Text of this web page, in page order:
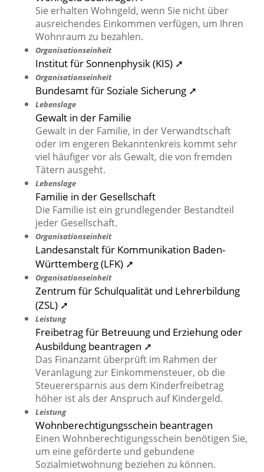
Sie erhalten Wohngeld, wenn Sie nicht über
ausreichendes Einkommen verfügen, um Ihren
Wohnraum zu bezahlen.
Organisationseinheit
Institut für Sonnenphysik (KIS) ➚
Organisationseinheit
Bundesamt für Soziale Sicherung ➚
Lebenslage
Gewalt in der Familie
Gewalt in der Familie, in der Verwandtschaft
oder im engeren Bekanntenkreis kommt sehr
viel häufiger vor als Gewalt, die von fremden
Tätern ausgeht.
Lebenslage
Familie in der Gesellschaft
Die Familie ist ein grundlegender Bestandteil
jeder Gesellschaft.
Organisationseinheit
Landesanstalt für Kommunikation Baden-
Württemberg (LFK) ➚
Organisationseinheit
Zentrum für Schulqualität und Lehrerbildung
(ZSL) ➚
Leistung
Freibetrag für Betreuung und Erziehung oder
Ausbildung beantragen ➚
Das Finanzamt überprüft im Rahmen der
Veranlagung zur Einkommensteuer, ob die
Steuerersparnis aus dem Kinderfreibetrag
höher ist als der Anspruch auf Kindergeld.
Leistung
Wohnberechtigungsschein beantragen
Einen Wohnberechtigungsschein benötigen Sie,
um eine geförderte und gebundene
Sozialmietwohnung beziehen zu können.